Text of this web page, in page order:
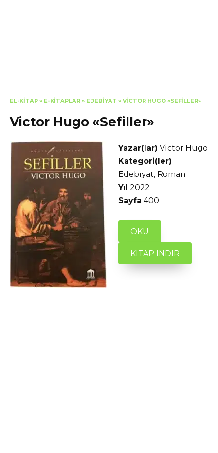
EL-KITAP » E-KITAPLAR » EDEBIYAT » VICTOR HUGO «SEFILLER»
Victor Hugo «Sefiller»
Yazar(lar) Victor Hugo
Kategori(ler)
Edebiyat, Roman
Yıl 2022
Sayfa 400
OKU
KITAP INDIR